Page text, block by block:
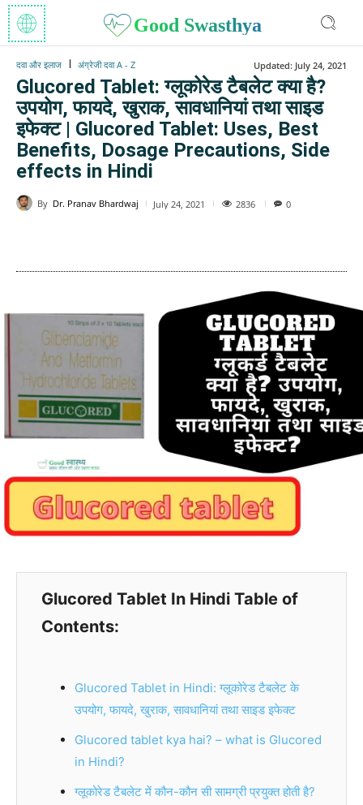
Good Swasthya
दवा और इलाज अंग्रेजी दवा A - Z Updated: July 24, 2021
Glucored Tablet: ग्लूकोरेड टैबलेट क्या है?
उपयोग, फायदे, खुराक, सावधानियां तथा साइड
इफेक्ट | Glucored Tablet: Uses, Best
Benefits, Dosage Precautions, Side
effects in Hindi
By Dr. Pranav Bhardwaj July 24, 2021 2836 0
Glucored Tablet In Hindi Table of
Contents:
Glucored Tablet in Hindi: ग्लूकोरेड टैबलेट के
उपयोग, फायदे, खुराक, सावधानियां तथा साइड इफेक्ट
Glucored tablet kya hai? – what is Glucored
in Hindi?
ग्लूकोरेड टैबलेट में कौन-कौन सी सामग्री प्रयुक्त होती है?